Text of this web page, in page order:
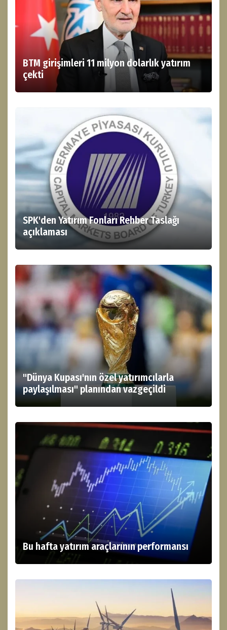
BTM girişimleri 11 milyon dolarlık yatırım
çekti
SPK'den Yatırım Fonları Rehber Taslağı
açıklaması
"Dünya Kupası'nın özel yatırımcılarla
paylaşılması" planından vazgeçildi
Bu hafta yatırım araçlarının performansı